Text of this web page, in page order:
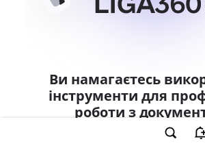
Ви намагаєтесь
інструменти для
роботи з
Ці можливості доступні тільки